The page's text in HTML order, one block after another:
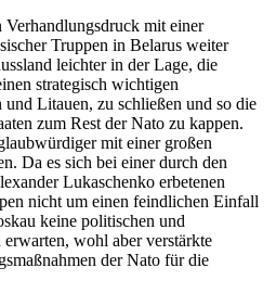
mit einer
Truppen in Belarus weiter
leichter in der Lage, die
strategisch wichtigen
Litauen, zu schließen und so die
zum Rest der Nato zu kappen.
mit einer großen
Da es sich bei einer durch den
Lukaschenko erbetenen
nicht um einen feindlichen Einfall
keine politischen und
wohl aber verstärkte
der Nato für die